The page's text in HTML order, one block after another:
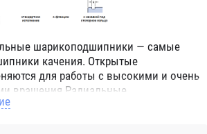
шарикоподшипники — самые
качения. Открытые
для работы с высокими и очень
вращения.Радиальные
2Z ZZ с обеих сторон